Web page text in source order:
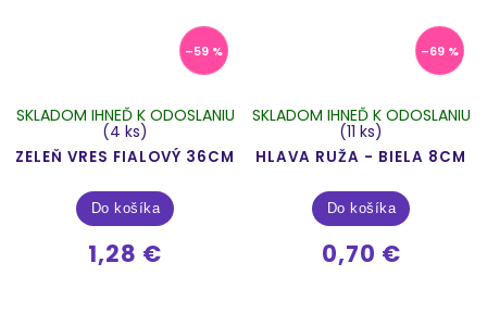
–59 %
ZELEŇ VRES FIALOVÝ 36CM
SKLADOM IHNEĎ K ODOSLANIU
(4 ks)
1,28 €
Do košíka
–69 %
HLAVA RUŽA - BIELA 8CM
SKLADOM IHNEĎ K ODOSLANIU
(11 ks)
0,70 €
Do košíka